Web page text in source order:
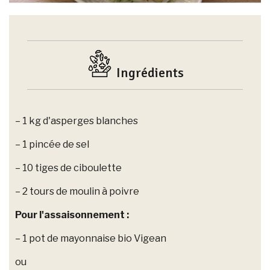
Ingrédients
– 1 kg d'asperges blanches
– 1 pincée de sel
– 10 tiges de ciboulette
– 2 tours de moulin à poivre
Pour l'assaisonnement :
– 1 pot de mayonnaise bio Vigean
ou